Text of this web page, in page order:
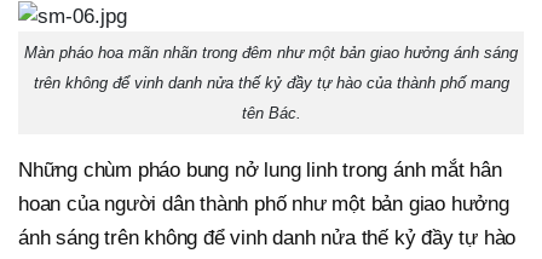
Màn pháo hoa mãn nhãn trong đêm như một bản giao hưởng ánh sáng
trên không để vinh danh nửa thế kỷ đầy tự hào của thành phố mang
tên Bác.
Những chùm pháo bung nở lung linh trong ánh mắt hân
hoan của người dân thành phố như một bản giao hưởng
ánh sáng trên không để vinh danh nửa thế kỷ đầy tự hào